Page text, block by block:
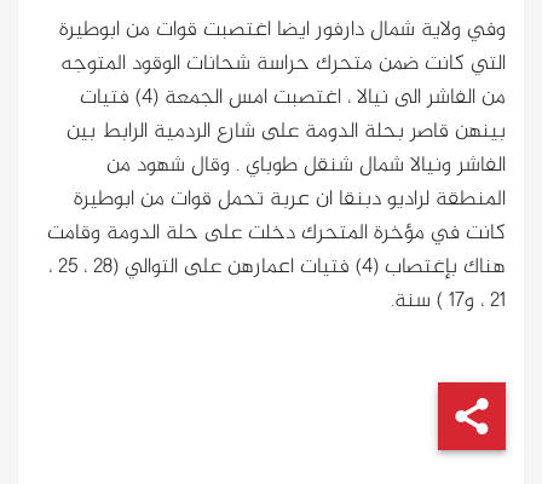
وفي ولاية شمال دارفور ايضا اغتصبت قوات من ابوطيرة
التي كانت ضمن متحرك حراسة شحانات الوقود المتوجه
من الفاشر الى نيالا ، اغتصبت امس الجمعة (4) فتيات
بينهن قاصر بحلة الدومة على شارع الردمية الرابط بين
الفاشر ونيالا شمال شنقل طوباي . وقال شهود من
المنطقة لراديو دبنقا ان عربة تحمل قوات من ابوطيرة
كانت في مؤخرة المتحرك دخلت على حلة الدومة وقامت
هناك بإغتصاب (4) فتيات اعمارهن على التوالي (28 ، 25 ،
21 ، و17 ) سنة.